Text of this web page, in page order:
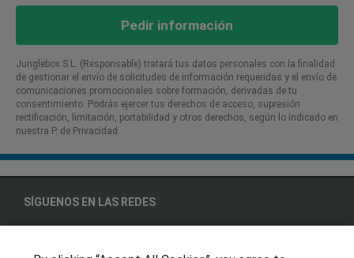
Pedir información
Junglebox S.L. (Responsable) tratará tus datos personales con la finalidad
de gestionar el envío de solicitudes de información requeridas y el envío de
comunicaciones promocionales sobre formación, derivadas de tu
consentimiento. Podrás ejercer tus derechos de acceso, supresión
rectificación, limitación, portabilidad y otros derechos, según lo indicado en
nuestra P. de Privacidad​
SÍGUENOS EN LAS REDES